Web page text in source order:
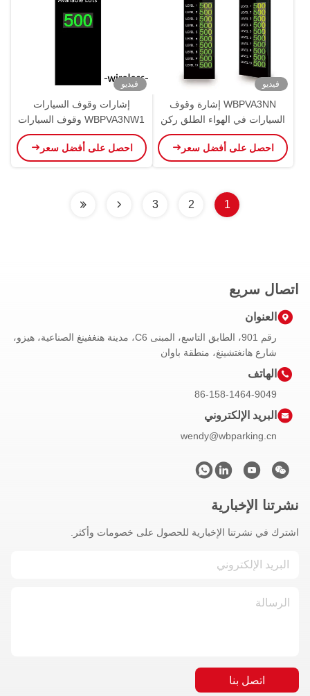
فيديو
WBPVA3NN إشارة وقوف
السيارات في الهواء الطلق ركن
سلكي شاشة توجيه كبيرة OEM
ODM
احصل على أفضل سعر
فيديو
إشارات وقوف السيارات
WBPVA3NW1 وقوف السيارات
في الهواء الطلق شاشة توجيه
كبيرة
احصل على أفضل سعر
1
2
3
اتصال سريع
العنوان
رقم 901، الطابق التاسع، المبنى C6، مدينة هنغفينغ الصناعية، هيزو،
شارع هانغتشينغ، منطقة باوان
الهاتف
86-158-1464-9049
البريد الإلكتروني
wendy@wbparking.cn
نشرتنا الإخبارية
اشترك في نشرتنا الإخبارية للحصول على خصومات وأكثر.
اتصل بنا